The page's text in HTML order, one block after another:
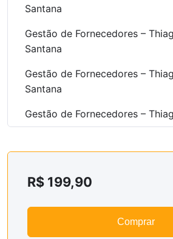
Santana
Gestão de Fornecedores –
Santana
Gestão de Fornecedores –
Santana
Gestão de Fornecedores –
R$ 199,90
Comprar